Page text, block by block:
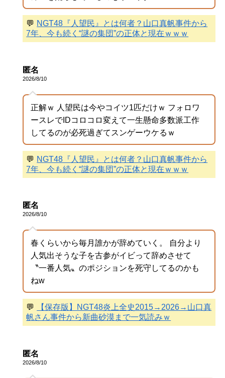
💬 NGT48『人望民』とは何者？山口真帆事件から
7年、今も続く“謎の集団”の正体と現在ｗｗｗ
匿名
2026/8/10
正解ｗ 人望民は今やコイツ1匹だけｗ フォロワ
ースレでIDコロコロ変えて一生懸命多数派工作
してるのが必死過ぎてスンゲーウケるｗ
💬 NGT48『人望民』とは何者？山口真帆事件から
7年、今も続く“謎の集団”の正体と現在ｗｗｗ
匿名
2026/8/10
春くらいから毎月誰かが辞めていく。 自分より
人気出そうな子を古参がイビって辞めさせて
〝一番人気〟のポジションを死守してるのかも
ねw
💬
【保存版】NGT48炎上全史2015→2026→山口真
帆さん事件から新曲砂漠まで一気読みｗ
匿名
2026/8/10